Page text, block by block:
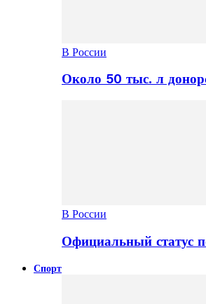
В России
Около 50 тыс. л
В России
Официальный статус
Спорт